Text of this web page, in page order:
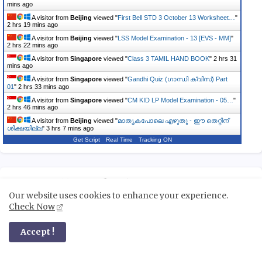
mins ago
A visitor from Beijing viewed "First Bell STD 3 October 13 Worksheet… "
2 hrs 19 mins ago
A visitor from Beijing viewed " LSS Model Examination - 13 [EVS - MM]"
2 hrs 22 mins ago
A visitor from Singapore viewed "Class 3 TAMIL HAND BOOK" 2 hrs 31
mins ago
A visitor from Singapore viewed "Gandhi Quiz (ഗാന്ധി ക്വിസ്) Part
01 " 2 hrs 33 mins ago
A visitor from Singapore viewed "CM KID LP Model Examination - 05… "
2 hrs 46 mins ago
A visitor from Beijing viewed "മാതൃകപോലെ എഴുതൂ - ഈ തെറ്റിന്
ശിക്ഷയില്ല" 3 hrs 7 mins ago
Get Script Real Time Tracking ON
First Bell 2.0 Class And Work Sheet Lists - STD 2
Our website uses cookies to enhance your experience.
Check Now
Accept !